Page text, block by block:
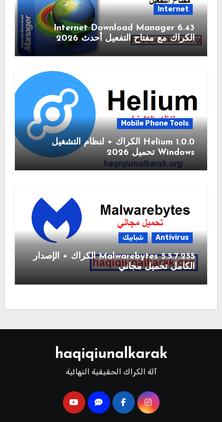
Internet
6.43 Internet Download Manager
الكراك مع مفتاح التفعيل أحدث 2026
Mobile Phone Tools
1.0.0 Helium الكراك + لنظام التشغيل
Windows تحميل 2026
Antivirus شبابيك
Malwarebytes 5.5.7.255 الكراك + الإصدار
الكامل تحميل مجاني
haqiqiunalkarak
آلة الكراك الحقيقية النهائية